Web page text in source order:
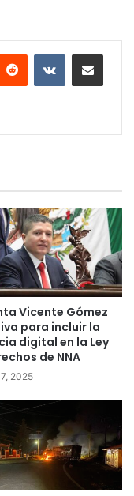
Reddit VKontakteCompartir por
Vicente Gómez
para incluir la
digital en la Ley
de NNA
2025